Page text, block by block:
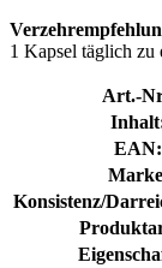
1 Kapsel täglich zu
Art.-
EAN:
Konsistenz/